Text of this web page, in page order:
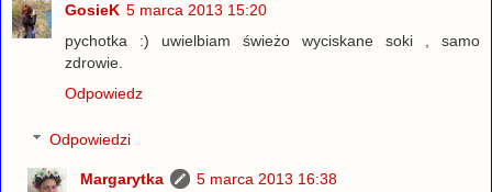
GosieK 5 marca 2013 15:20
pychotka :) uwielbiam świeżo wyciskane soki , samo
zdrowie.
Odpowiedz
Odpowiedzi
Margarytka
5 marca 2013 16:38